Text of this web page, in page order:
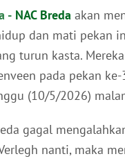
- NAC Breda akan
dan mati pekan
turun kasta.
pada pekan ke-
(10/5/2026)
gagal
nanti, maka